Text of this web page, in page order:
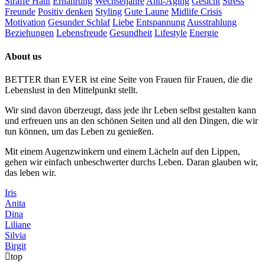
Freunde Positiv denken Styling Gute Laune Midlife Crisis
Motivation Gesunder Schlaf Liebe EntspannungAusstrahlung
Beziehungen Lebensfreude Gesundheit Lifestyle Energie
About us
BETTER than EVER ist eine Seite von Frauen für Frauen, die die
Lebenslust in den Mittelpunkt stellt.
Wir sind davon überzeugt, dass jede ihr Leben selbst gestalten kann
und erfreuen uns an den schönen Seiten und all den Dingen, die wir
tun können, um das Leben zu genießen.
Mit einem Augenzwinkern und einem Lächeln auf den Lippen,
gehen wir einfach unbeschwerter durchs Leben. Daran glauben wir,
das leben wir.
Iris
Anita
Dina
Liliane
Silvia
Birgit
top